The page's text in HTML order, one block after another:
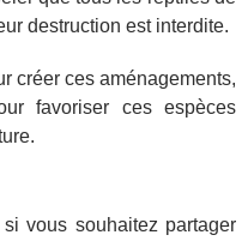
destruction est interdite.
créer ces aménagements,
favoriser ces espèces
vous souhaitez partager